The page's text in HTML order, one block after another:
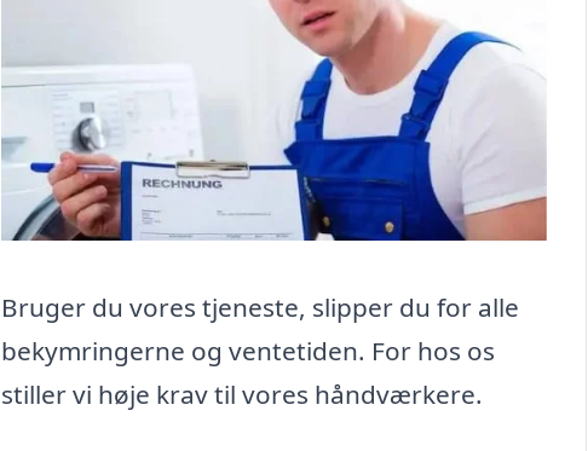
Bruger du vores tjeneste, slipper du for alle
bekymringerne og ventetiden. For hos os
stiller vi høje krav til vores håndværkere.